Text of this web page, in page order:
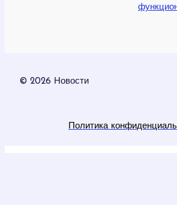
© 2026 Новости
Политика